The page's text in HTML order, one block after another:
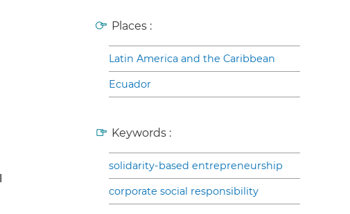
Places :
Latin America and the Caribbean
Ecuador
Keywords :
solidarity-based entrepreneurship
corporate social responsibility